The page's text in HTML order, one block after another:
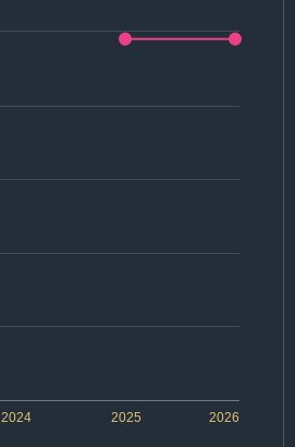
2024 2026
2025